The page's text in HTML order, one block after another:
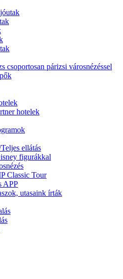
csoportosan párizsi városnézéssel
hotelek
ellátás
figurákkal
Classic Tour
APP
utasaink írták